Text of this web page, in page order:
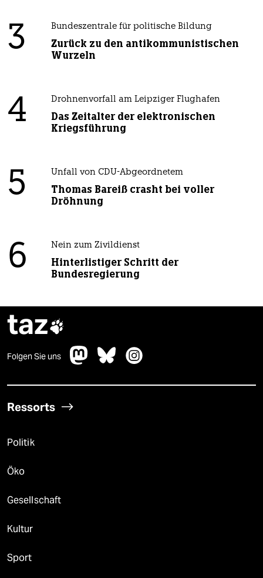
3 Bundeszentrale für politische Bildung
Zurück zu den antikommunistischen
Wurzeln
4 Drohnenvorfall am Leipziger Flughafen
Das Zeitalter der elektronischen
Kriegsführung
5 Unfall von CDU-Abgeordnetem
Thomas Bareiß crasht bei voller
Dröhnung
6 Nein zum Zivildienst
Hinterlistiger Schritt der
Bundesregierung
taz
Folgen Sie uns
Ressorts
Politik
Öko
Gesellschaft
Kultur
Sport